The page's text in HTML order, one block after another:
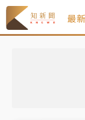
最新